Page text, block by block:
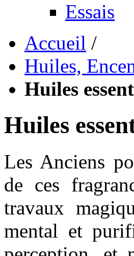
Essais
Accueil /
Huiles,
Huiles
Huiles
Les Anciens
de ces
travaux
mental et